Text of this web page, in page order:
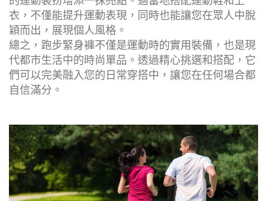
衣，不僅能提升運動表現，同時也能讓您在眾人中脫
穎而出，展現個人風格。
總之，跑步緊身褲不僅是運動時的實用裝備，也是現
代都市生活中的時尚單品。透過精心挑選和搭配，它
們可以完美融入您的日常穿搭中，讓您在任何場合都
自信滿分。